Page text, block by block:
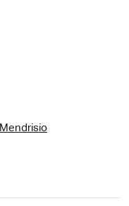
Mendrisio